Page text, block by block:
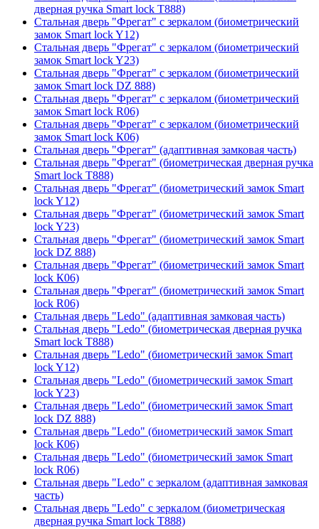
дверная ручка Smart lock T888)
Стальная дверь "Фрегат" с зеркалом (биометрический
замок Smart lock Y12)
Стальная дверь "Фрегат" с зеркалом (биометрический
замок Smart lock Y23)
Стальная дверь "Фрегат" с зеркалом (биометрический
замок Smart lock DZ 888)
Стальная дверь "Фрегат" с зеркалом (биометрический
замок Smart lock R06)
Стальная дверь "Фрегат" с зеркалом (биометрический
замок Smart lock К06)
Стальная дверь "Фрегат" (адаптивная замковая часть)
Стальная дверь "Фрегат" (биометрическая дверная ручка
Smart lock T888)
Стальная дверь "Фрегат" (биометрический замок Smart
lock Y12)
Стальная дверь "Фрегат" (биометрический замок Smart
lock Y23)
Стальная дверь "Фрегат" (биометрический замок Smart
lock DZ 888)
Стальная дверь "Фрегат" (биометрический замок Smart
lock К06)
Стальная дверь "Фрегат" (биометрический замок Smart
lock R06)
Стальная дверь "Ledo" (адаптивная замковая часть)
Стальная дверь "Ledo" (биометрическая дверная ручка
Smart lock T888)
Стальная дверь "Ledo" (биометрический замок Smart
lock Y12)
Стальная дверь "Ledo" (биометрический замок Smart
lock Y23)
Стальная дверь "Ledo" (биометрический замок Smart
lock DZ 888)
Стальная дверь "Ledo" (биометрический замок Smart
lock К06)
Стальная дверь "Ledo" (биометрический замок Smart
lock R06)
Стальная дверь "Ledo" с зеркалом (адаптивная замковая
часть)
Стальная дверь "Ledo" с зеркалом (биометрическая
дверная ручка Smart lock T888)